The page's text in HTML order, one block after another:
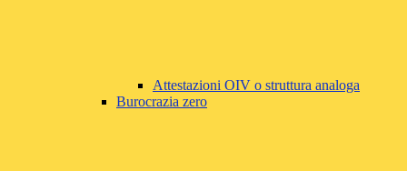
Attestazioni OIV o struttura analoga
Burocrazia zero